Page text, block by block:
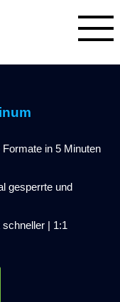
in 5 Minuten
gesperrte und
| 1:1